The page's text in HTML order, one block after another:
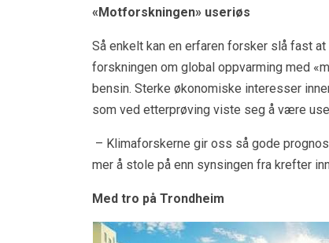
«Motforskningen» useriøs
Så enkelt kan en erfaren forsker slå fast
forskningen om global oppvarming med
bensin. Sterke økonomiske interesser
som ved etterprøving viste seg å være
– Klimaforskerne gir oss så gode
mer å stole på enn synsingen fra krefter
Med tro på Trondheim